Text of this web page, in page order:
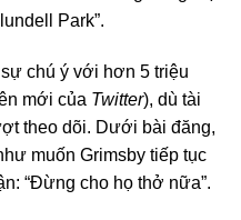
Park”.
chú ý với hơn 5 triệu
mới của Twitter), dù tài
theo dõi. Dưới bài đăng,
muốn Grimsby tiếp tục
“Đừng cho họ thở nữa”.